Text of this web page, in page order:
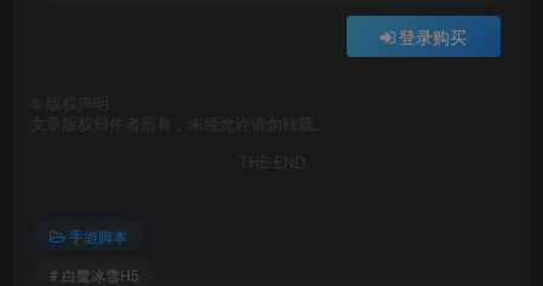
登录购买
版权声明
文章版权归作者所有，未经允许请勿转载。
THE END
手游脚本
# 白鹭冰雪H5